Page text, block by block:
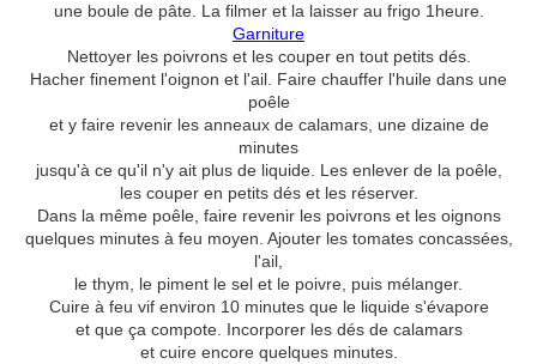
une boule de pâte. La filmer et la laisser au frigo 1heure.
Garniture
Nettoyer les poivrons et les couper en tout petits dés.
Hacher finement l'oignon et l'ail. Faire chauffer l'huile dans une
poêle
et y faire revenir les anneaux de calamars, une dizaine de
minutes
jusqu'à ce qu'il n'y ait plus de liquide. Les enlever de la poêle,
les couper en petits dés et les réserver.
Dans la même poêle, faire revenir les poivrons et les oignons
quelques minutes à feu moyen. Ajouter les tomates concassées,
l'ail,
le thym, le piment le sel et le poivre, puis mélanger.
Cuire à feu vif environ 10 minutes que le liquide s'évapore
et que ça compote. Incorporer les dés de calamars
et cuire encore quelques minutes.